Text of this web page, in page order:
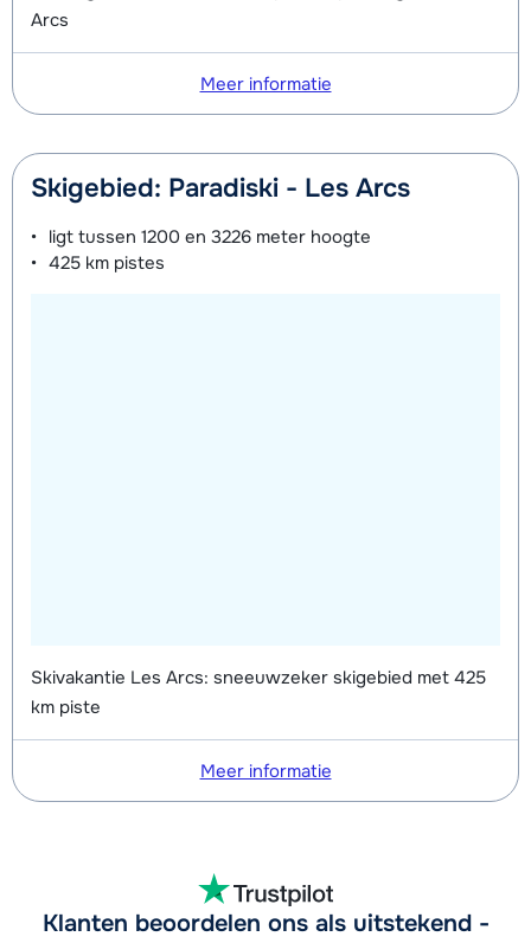
Arcs
Meer informatie
Skigebied: Paradiski - Les Arcs
ligt tussen 1200 en 3226 meter hoogte
425 km pistes
Skivakantie Les Arcs: sneeuwzeker skigebied met 425
km piste
Meer informatie
Klanten beoordelen ons als uitstekend -